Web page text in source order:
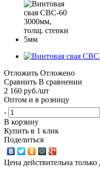
Отложить Отложено
Сравнить В сравнении
2 160 руб./шт
Оптом и в розницу
-
В корзину
Купить в 1 клик
Поделиться
Цена действительна